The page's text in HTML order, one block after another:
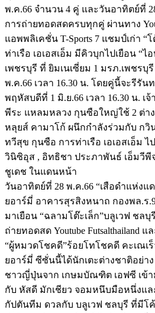
พ.ค.66 จำนวน 4 คู่ และวันอาทิตย์ที่
การถ่ายทอดสดครบทุกคู่ ผ่านทาง
แอพพลิเคชั่น T-Sports 7 แชมป์เก่า “
ท่าเรือ เอเอสเอ็ม มีคิวบุกไปเยือน “
เพชรบุรี ที่ ยิมเนเซี่ยม 1 มรภ.เพชรบุ
พ.ค.66 เวลา 16.30 น. โดยคู่นี้จะรีรัน
พฤหัสบดีที่ 1 มิ.ย.66 เวลา 16.30 น.
พีระ แหลมหลวง กุนซือใหญ่ใช้ 2 ต่าง
หลุยส์ คามาโก้ ผนึกกำลังร่วมกับ กวิ
ทวีสุข กุนซือ การท่าเรือ เอเอสเอ็ม
วินิซิอุส , อิทธิชา ประภาพันธ์ เอ็มวีพี
ชูเดช ในแดนหน้า
วันอาทิตย์ที่ 28 พ.ค.66 “เสือดำแห่ง
ยอาร์มี่ อาคารสุรสิงหนาถ กองพล.ร
มาเยือน “ฉลามโต๊ะเล็ก”บลูเวฟ ชลบุ
ถ่ายทอดสด Youtube Futsalthailand
“ผู้หมวดโชคดี”ร้อยโทโชคดี คะเณ
ยอาร์มี่ ซีซั่นนี้ได้นักเตะต่างชาติอย่า
ชาวญี่ปุ่นจาก เกษมบัณฑิต เอฟซี เข้
กับ หัสดี มักเชียว จอมหนึบมือหนึ่งแ
กัปตันทีม ดวลกับ บลูเวฟ ชลบุรี ที่มีโ